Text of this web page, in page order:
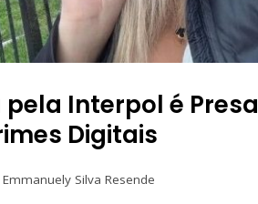
Interpol é Presa
Digitais
Emmanuely Silva Resende